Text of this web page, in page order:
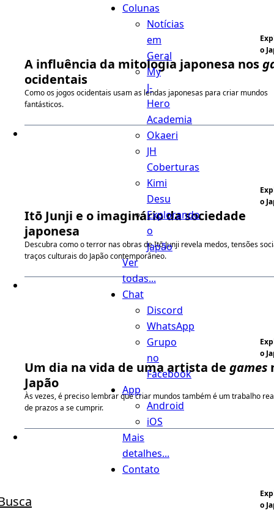
Colunas
Notícias
em
Geral
My
J-
Hero
Academia
Okaeri
JH
Coberturas
Kimi
Desu
Explorando
o
Japão
Ver
todas...
Chat
Discord
WhatsApp
Grupo
no
Facebook
App
Android
iOS
Mais
detalhes...
Contato
o
A influência da mitologia japonesa nos
ocidentais
Como os jogos ocidentais usam as lendas japonesas para criar mundos
fantásticos.
o
Itō Junji e o imaginário da sociedade
japonesa
Descubra como o terror nas obras de Itō Junji revela medos, tensões
traços culturais do Japão contemporâneo.
o
Um dia na vida de uma artista de games
Japão
Às vezes, é preciso lembrar que criar mundos também é um trabalho
de prazos a se cumprir.
o